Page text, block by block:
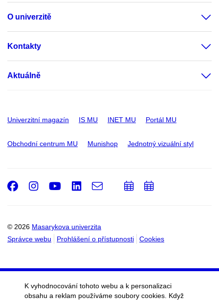
O univerzitě
Kontakty
Aktuálně
Univerzitní magazín IS MU INET MU Portál MU
Obchodní centrum MU Munishop Jednotný vizuální styl
© 2026 Masarykova univerzita
Správce webu
Prohlášení o přístupnosti Cookies
Facebook
Instagram
Youtube
LinkedIn
e-
Email
PřidatPřidat
K vyhodnocování tohoto webu a k personalizaci
obsahu a reklam používáme soubory cookies. Když